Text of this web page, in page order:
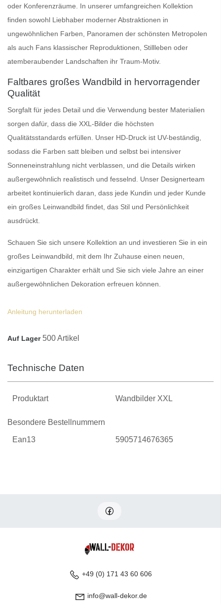
oder Konferenzräume. In unserer umfangreichen Kollektion
finden sowohl Liebhaber moderner Abstraktionen in
ungewöhnlichen Farben, Panoramen der schönsten Metropolen
als auch Fans klassischer Reproduktionen, Stillleben oder
atemberaubender Landschaften ihr Traum-Motiv.
Faltbares großes Wandbild in hervorragender
Qualität
Sorgfalt für jedes Detail und die Verwendung bester Materialien
sorgen dafür, dass die XXL-Bilder die höchsten
Qualitätsstandards erfüllen. Unser HD-Druck ist UV-beständig,
sodass die Farben satt bleiben und selbst bei intensiver
Sonneneinstrahlung nicht verblassen, und die Details wirken
außergewöhnlich realistisch und fesselnd. Unser Designerteam
arbeitet kontinuierlich daran, dass jede Kundin und jeder Kunde
ein großes Leinwandbild findet, das Stil und Persönlichkeit
ausdrückt.
Schauen Sie sich unsere Kollektion an und investieren Sie in ein
großes Leinwandbild , mit dem Ihr Zuhause einen neuen,
einzigartigen Charakter erhält und Sie sich viele Jahre an einer
außergewöhnlichen Dekoration erfreuen können.
Anleitung herunterladen
Auf Lager 500 Artikel
Technische Daten
Produktart Wandbilder XXL
Besondere Bestellnummern
Ean13 5905714676365
+49 (0) 171 43 60 606
info@wall-dekor.de